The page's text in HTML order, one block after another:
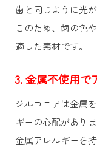
歯と同じように光
このため、歯の色
適した素材です。
3. 金属不使用で
ジルコニアは金属
ギーの心配がありま
金属アレルギーを